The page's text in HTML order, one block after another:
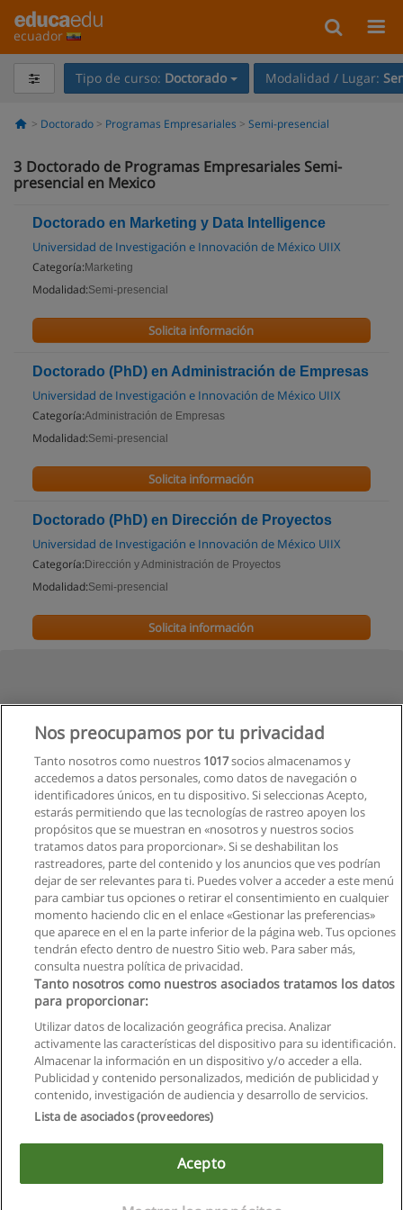
ecuador
Tipo de curso: Doctorado Modalidad / Lugar:
Doctorado Programas Empresariales Semi-presencial
3 Doctorado de Programas Empresariales Semi-
presencial en Mexico
Doctorado en Marketing y Data Intelligence
Universidad de Investigación e Innovación de México UIIX
Categoría: Marketing
Modalidad:Semi-presencial
Solicita información
Doctorado (PhD) en Administración de Empresas
Universidad de Investigación e Innovación de México UIIX
Categoría:Administración de Empresas
Modalidad:Semi-presencial
Solicita información
Doctorado (PhD) en Dirección de Proyectos
Universidad de Investigación e Innovación de México UIIX
Categoría: Dirección y Administración de Proyectos
Modalidad:Semi-presencial
Solicita información
Reglas de uso
Privacidad de datos
Copyright © Educaedu Business S.L. - CIF : B-95610580: -
www.educaedu.com.ec
Nos preocupamos por tu privacidad
Tanto nosotros como nuestros 1017socios almacenamos y
accedemos a datos personales, como datos de navegación o
identificadores únicos, en tu dispositivo. Si seleccionas Acepto,
estarás permitiendo que las tecnologías de rastreo apoyen los
propósitos que se muestran en «nosotros y nuestros socios
tratamos datos para proporcionar». Si se deshabilitan los
rastreadores, parte del contenido y los anuncios que ves podrían
dejar de ser relevantes para ti. Puedes volver a acceder a este menú
para cambiar tus opciones o retirar el consentimiento en cualquier
momento haciendo clic en el enlace «Gestionar las preferencias»
que aparece en el en la parte inferior de la página web. Tus opciones
tendrán efecto dentro de nuestro Sitio web. Para saber más,
consulta nuestra política de privacidad.
Tanto nosotros como nuestros asociados tratamos los datos
para proporcionar:
Utilizar datos de localización geográfica precisa. Analizar
activamente las características del dispositivo para su identificación.
Almacenar la información en un dispositivo y/o acceder a ella.
Publicidad y contenido personalizados, medición de publicidad y
contenido, investigación de audiencia y desarrollo de servicios.
Lista de asociados (proveedores)
Acepto